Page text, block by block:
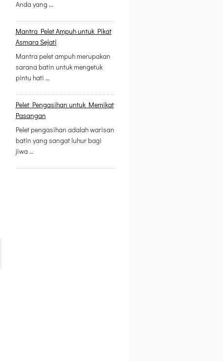
Anda yang …
Mantra Pelet Ampuh untuk Pikat
Asmara Sejati
Mantra pelet ampuh merupakan
sarana batin untuk mengetuk
pintu hati …
Pelet Pengasihan untuk Memikat
Pasangan
Pelet pengasihan adalah warisan
batin yang sangat luhur bagi
jiwa …